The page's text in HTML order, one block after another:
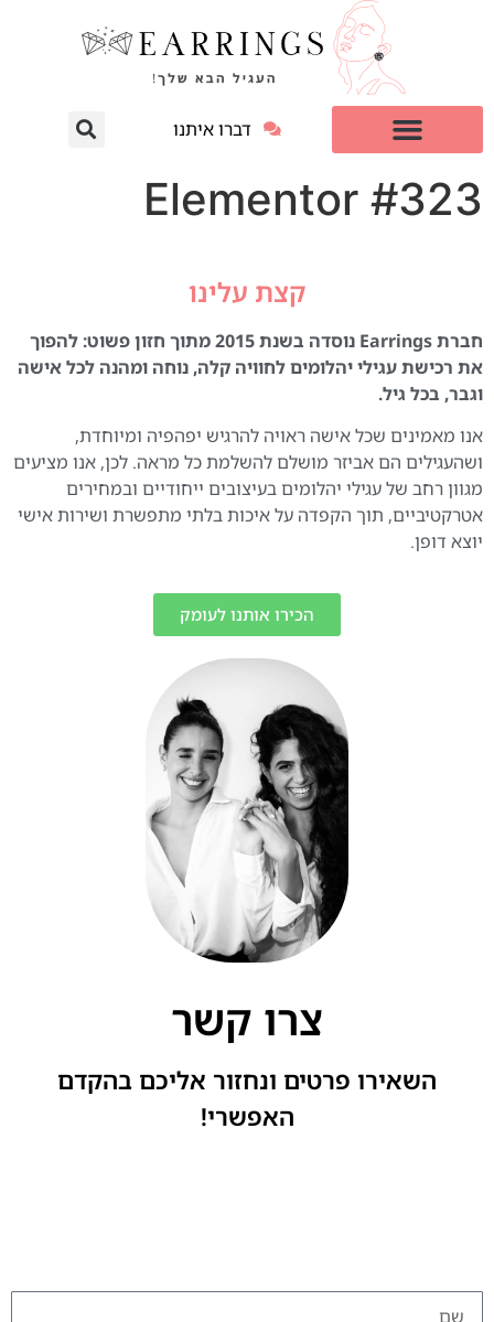
דברו איתנו
Elementor #323
קצת עלינו
חברת Earrings נוסדה בשנת 2015 מתוך חזון פשוט: להפוך
את רכישת עגילי יהלומים לחוויה קלה, נוחה ומהנה לכל אישה
וגבר, בכל גיל.
אנו מאמינים שכל אישה ראויה להרגיש יפהפיה ומיוחדת,
ושהעגילים הם אביזר מושלם להשלמת כל מראה. לכן, אנו מציעים
מגוון רחב של עגילי יהלומים בעיצובים ייחודיים ובמחירים
אטרקטיביים, תוך הקפדה על איכות בלתי מתפשרת ושירות אישי
יוצא דופן.
הכירו אותנו לעומק
צרו קשר
השאירו פרטים ונחזור אליכם בהקדם
האפשרי!